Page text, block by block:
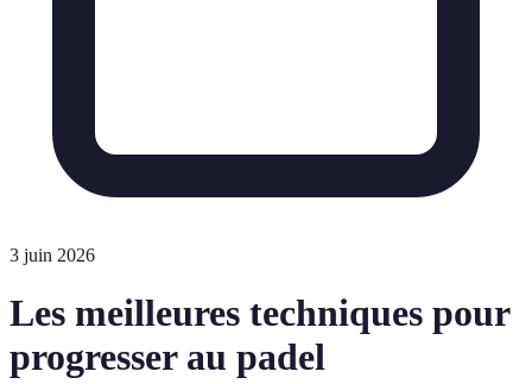
3 juin 2026
Les meilleures techniques pour
progresser au padel